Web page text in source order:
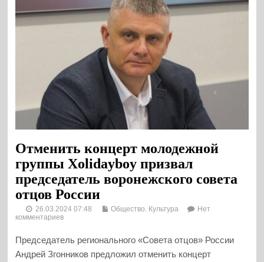
Отменить концерт молодежной
группы Xolidayboy призвал
председатель воронежского совета
отцов России
26.03.2024 07:48 Общество. Культура
Нет
комментариев
Председатель регионального «Совета отцов» России
Андрей Згонников предложил отменить концерт